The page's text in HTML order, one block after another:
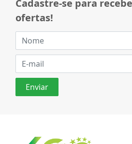
Cadastre-se para
ofertas!